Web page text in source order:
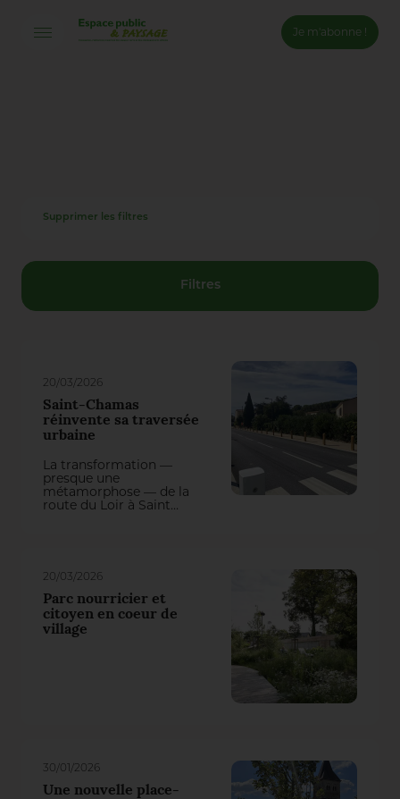
Je m'abonne !
Supprimer les filtres
Filtres
20/03/2026
Saint-Chamas
réinvente sa traversée
urbaine
La transformation —
presque une
métamorphose — de la
route du Loir à Saint
circulation, rafraîchir la
ville en utilisant ses
atouts et améliorer
durablement le cadre de
vie des habitants.
20/03/2026
Parc nourricier et
citoyen en coeur de
village
30/01/2026
Une nouvelle place-